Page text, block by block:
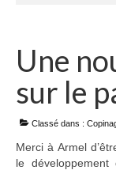
Objectifs
Presse
Une
sur le
Classé dans :
Merci à Armel
le